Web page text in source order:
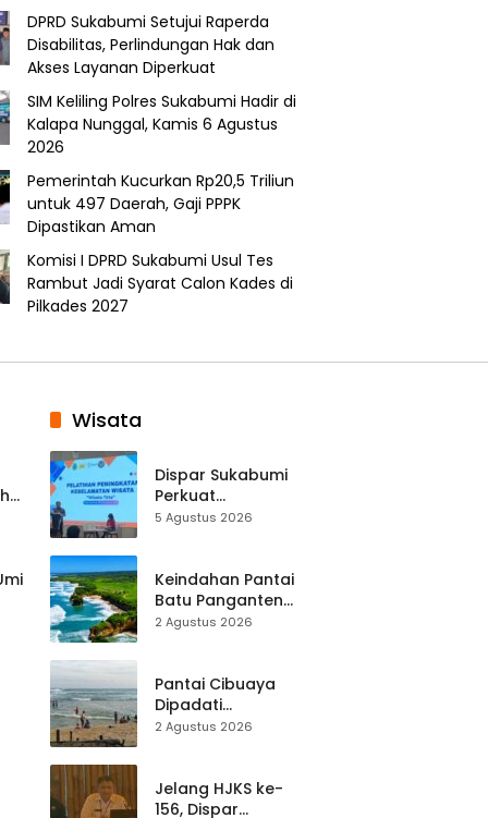
DPRD Sukabumi Setujui Raperda
Disabilitas, Perlindungan Hak dan
Akses Layanan Diperkuat
SIM Keliling Polres Sukabumi Hadir di
Kalapa Nunggal, Kamis 6 Agustus
2026
Pemerintah Kucurkan Rp20,5 Triliun
untuk 497 Daerah, Gaji PPPK
Dipastikan Aman
Komisi I DPRD Sukabumi Usul Tes
Rambut Jadi Syarat Calon Kades di
Pilkades 2027
Wisata
Dispar Sukabumi
Perkuat
Keselamatan
Mitigasi hingga
Teknik Evakuasi
5 Agustus 2026
Keindahan Pantai
Batu Panganten
Mulai Dilirik
2 Agustus 2026
Pantai Cibuaya
Dipadati
Wisatawan,
Waspada
2 Agustus 2026
Jelang HJKS ke-
156, Dispar